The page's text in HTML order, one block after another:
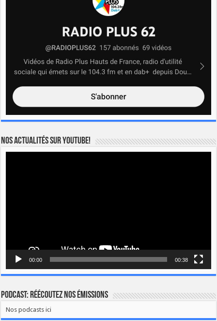
Nos actualités sur YOUTUBE!
00:00 00:38
Podcast: Réécoutez nos émissions
Nos podcasts ici